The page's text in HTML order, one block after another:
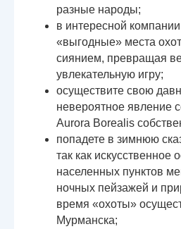
разные народы;
в интересной
«выгодные» места
сиянием, превращая
увлекательную игру;
осуществите свою
невероятное явление
Aurora Borealis
попадете в зимнюю
так как искусственное
населенных пунктов
ночных пейзажей и
время «охоты»
Мурманска;